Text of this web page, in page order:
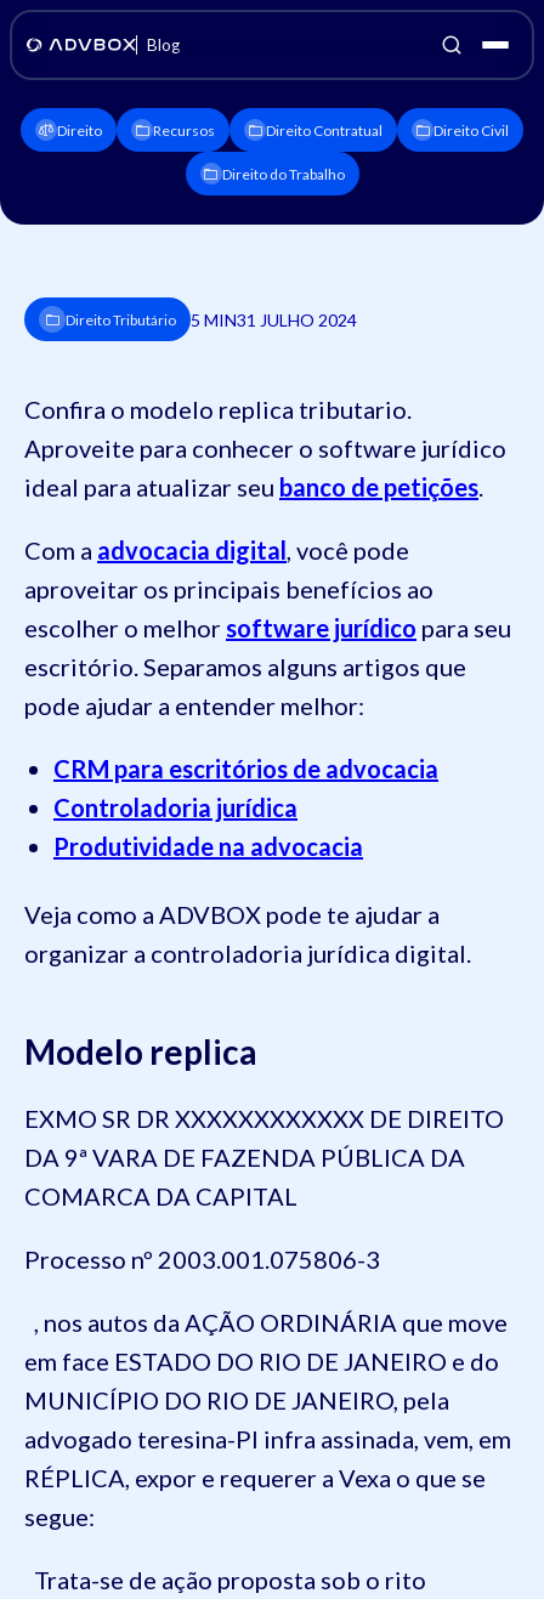
Blog
Direito Recursos Direito Contratual Direito Civil
Direito do Trabalho
Direito Tributário 5 MIN31 JULHO 2024
Confira o modelo replica tributario.
Aproveite para conhecer o software jurídico
ideal para atualizar seu banco de petições.
Com a advocacia digital, você pode
aproveitar os principais benefícios ao
escolher o melhorsoftware jurídico para seu
escritório. Separamos alguns artigos que
pode ajudar a entender melhor:
CRM para escritórios de advocacia
Controladoria jurídica
Produtividade na advocacia
Veja como a ADVBOX pode te ajudar a
organizar a controladoria jurídica digital.
Modelo replica
EXMO SR DR XXXXXXXXXXXX DE DIREITO
DA 9ª VARA DE FAZENDA PÚBLICA DA
COMARCA DA CAPITAL
Processo nº 2003.001.075806-3
, nos autos da AÇÃO ORDINÁRIA que move
em face ESTADO DO RIO DE JANEIRO e do
MUNICÍPIO DO RIO DE JANEIRO, pela
advogado teresina-PI infra assinada, vem, em
RÉPLICA, expor e requerer a Vexa o que se
segue:
Trata-se de ação proposta sob o rito